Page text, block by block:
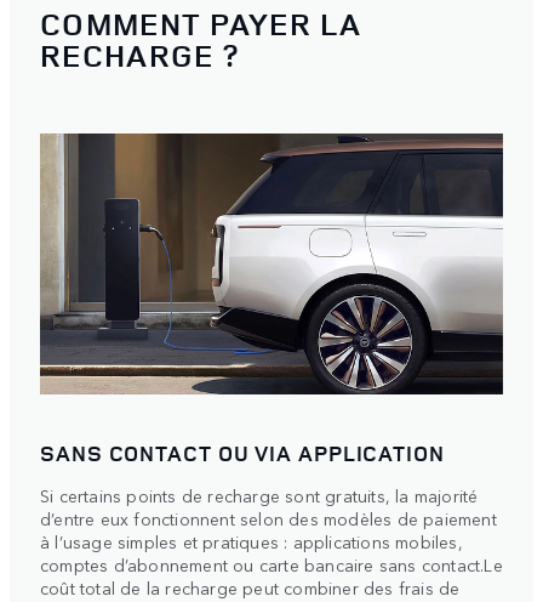
COMMENT PAYER LA
RECHARGE ?
SANS CONTACT OU VIA APPLICATION
Si certains points de recharge sont gratuits, la majorité
d’entre eux fonctionnent selon des modèles de paiement
à l’usage simples et pratiques : applications mobiles,
comptes d’abonnement ou carte bancaire sans contact.Le
coût total de la recharge peut combiner des frais de